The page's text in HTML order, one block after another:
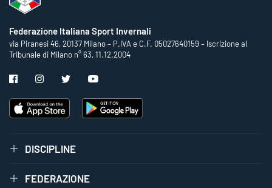
Federazione Italiana Sport Invernali
via Piranesi 46, 20137 Milano – P.IVA e C.F. 05027640159 – Iscrizione al
Tribunale di Milano n° 63, 11.12.2004
DISCIPLINE
FEDERAZIONE